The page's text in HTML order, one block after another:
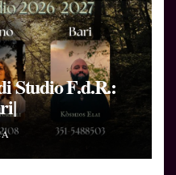
Studio F.d.R.: